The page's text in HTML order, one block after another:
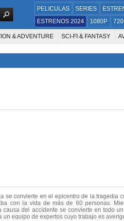
PELICULAS SERIES
ESTRENOS 2024
1080P
& ADVENTURE SCI-FI & FANTASY
se convierte en el epicentro de la tragedia
con la vida de más de 60 personas.
del accidente se convierte en todo
equipo de expertos cuyo trabajo es